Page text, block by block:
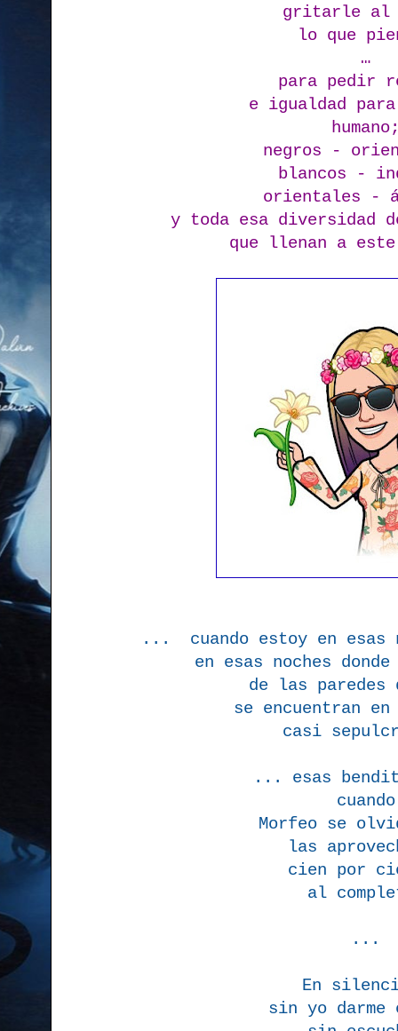
gritarle al
lo que
…
para pedir
e igualdad
negros -
blancos -
orientales -
y toda esa diversidad
que llenan a
... cuando estoy en esas
en esas noches
de las paredes
se encuentran
casi
... esas
cuando
Morfeo se
las
cien por
al
...
En
sin yo darme